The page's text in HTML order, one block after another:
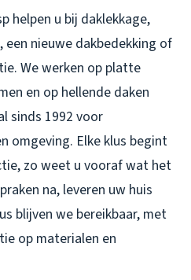
helpen u bij daklekkage,
nieuwe dakbedekking of
We werken op platte
en op hellende daken
sinds 1992 voor
omgeving. Elke klus begint
zo weet u vooraf wat het
na, leveren uw huis
blijven we bereikbaar, met
op materialen en